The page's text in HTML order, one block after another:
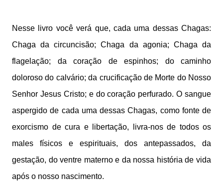
Nesse livro você verá que, cada uma dessas Chagas:
Chaga da circuncisão; Chaga da agonia; Chaga da
flagelação; da coração de espinhos; do caminho
doloroso do calvário; da crucificação de Morte do Nosso
Senhor Jesus Cristo; e do coração perfurado. O sangue
aspergido de cada uma dessas Chagas, como fonte de
exorcismo de cura e libertação, livra-nos de todos os
males físicos e espirituais, dos antepassados, da
gestação, do ventre materno e da nossa história de vida
após o nosso nascimento.